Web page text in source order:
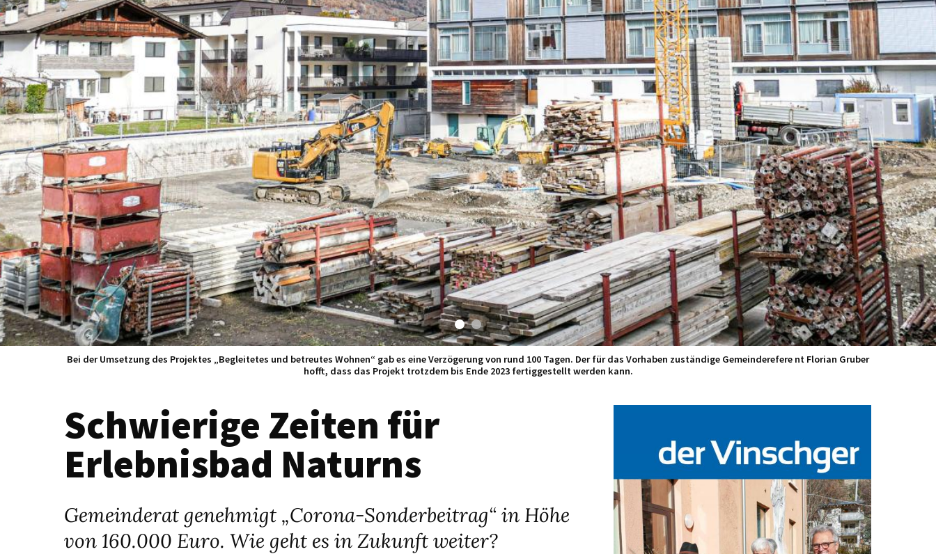
Bei der Umsetzung des Projektes „Begleitetes und betreutes Wohnen“ gab es eine Verzögerung von rund 100 Tagen. Der für das Vorhaben zuständige Gemeinderefere nt Florian Gruber
hofft, dass das Projekt trotzdem bis Ende 2023 fertiggestellt werden kann.
Schwierige Zeiten für
Erlebnisbad Naturns
Gemeinderat genehmigt „Corona-Sonderbeitrag“ in Höhe
von 160.000 Euro. Wie geht es in Zukunft weiter?